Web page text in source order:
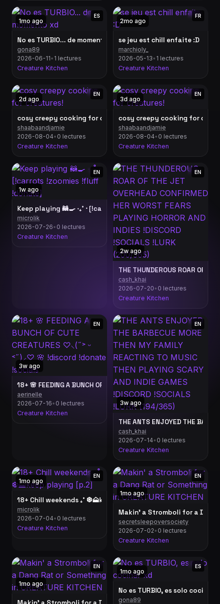
1mo ago
ES
No es TURBIO... de momento xd
gona89
2026-06-11• 1 lectures
Creature Kitchen
2mo ago
FR
se jeu est chill enfaite :D
marchioly_
2026-05-13• 1 lectures
Creature Kitchen
2d ago
EN
cosy creepy cooking for creatures!
shaabaandjamie
2026-08-04• 0 lectures
Creature Kitchen
3d ago
EN
cosy creepy cooking for
shaabaandjamie
2026-08-04• 0 lectures
Creature Kitchen
1w ago
EN
Keep playing 🦝🍳 ‧₊˚ ⋅ [!carrots !zoomies !fluff !donate]
microlik
2026-07-26• 0 lectures
Creature Kitchen
2w ago
EN
THE THUNDEROUS ROAR OF
cash_khai
2026-07-20• 0 lectures
Creature Kitchen
3w ago
EN
18+ 🌸 FEEDING A BUNCH OF CUTE CREATURES ♡⸜(˶˃ ᵕ
aerinelle
2026-07-16• 0 lectures
Creature Kitchen
3w ago
EN
THE ANTS ENJOYED THE
cash_khai
2026-07-14• 0 lectures
Creature Kitchen
1mo ago
EN
18+ Chill weekends ₊˚ ❆🗻keep playing [p.2]
microlik
2026-07-04• 0 lectures
Creature Kitchen
1mo ago
EN
Makin' a Stromboli for a Dang
secretsleepoversociety
2026-07-02• 0 lectures
Creature Kitchen
1mo ago
EN
1mo ago
ES
No es TURBIO, es solo cocinar
gona89